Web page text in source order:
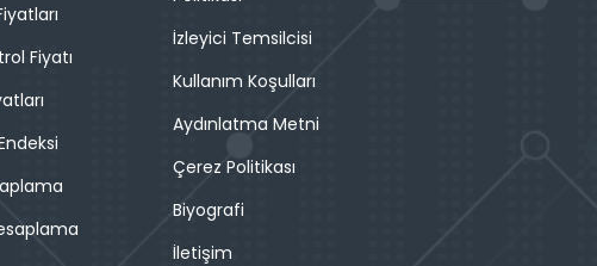
Fiyatı
İzleyici Temsilcisi
Kullanım Koşulları
Aydınlatma Metni
Çerez Politikası
Biyografi
İletişim